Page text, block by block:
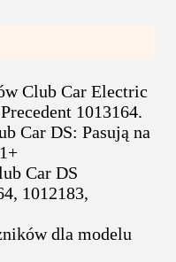
Club Car Electric
1013164.
Car DS: Pasują na
Car DS
1012183,
dla modelu